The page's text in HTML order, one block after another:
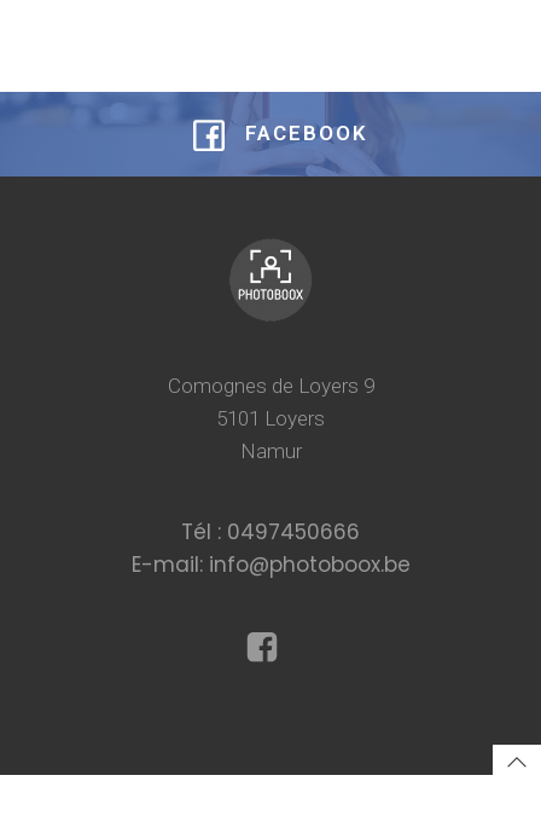
FACEBOOK
Comognes de Loyers 9
5101 Loyers
Namur
Tél : 0497450666
E-mail: info@photoboox.be